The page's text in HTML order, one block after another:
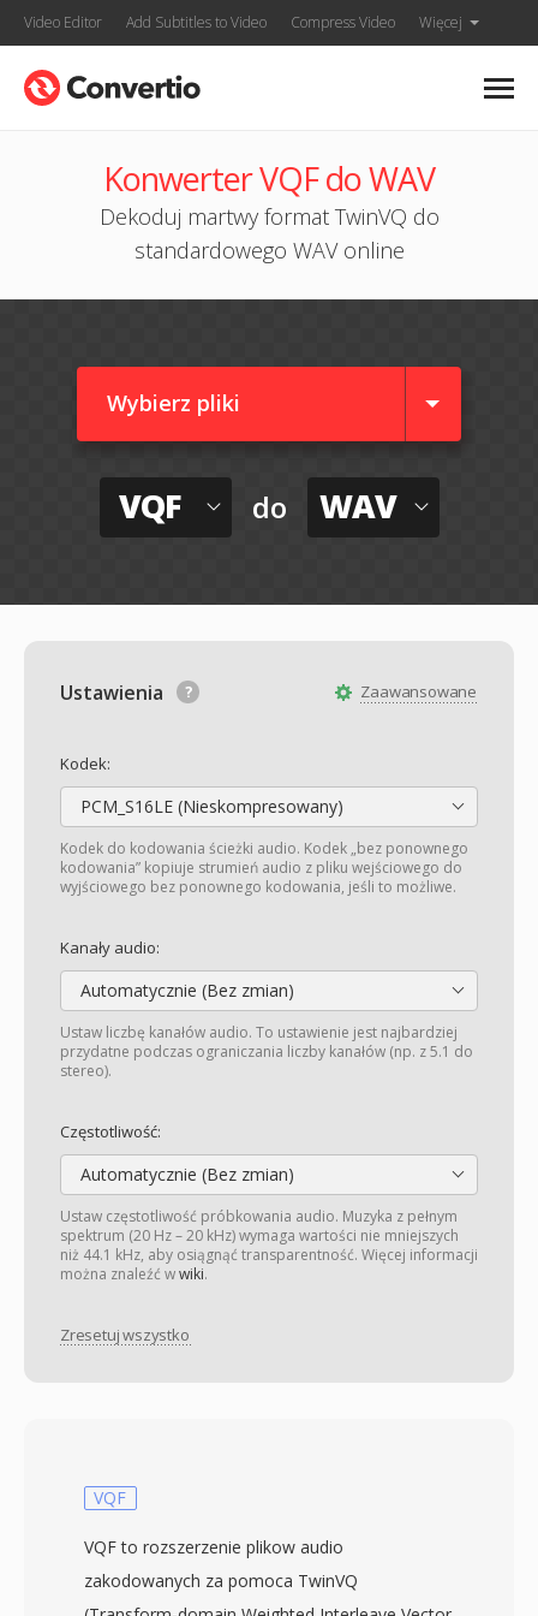
Video Editor Add Subtitles to Video Compress Video Więcej
Konwerter VQF do WAV
Dekoduj martwy format TwinVQ do
standardowego WAV online
Wybierz pliki
VQF do WAV
Zaawansowane
Ustawienia
Kodek:
PCM_S16LE (Nieskompresowany)
Kodek do kodowania ścieżki audio. Kodek „bez ponownego
kodowania” kopiuje strumień audio z pliku wejściowego do
wyjściowego bez ponownego kodowania, jeśli to możliwe.
Kanały audio:
Automatycznie (Bez zmian)
Ustaw liczbę kanałów audio. To ustawienie jest najbardziej
przydatne podczas ograniczania liczby kanałów (np. z 5.1 do
stereo).
Częstotliwość:
Automatycznie (Bez zmian)
Ustaw częstotliwość próbkowania audio. Muzyka z pełnym
spektrum (20 Hz – 20 kHz) wymaga wartości nie mniejszych
niż 44.1 kHz, aby osiągnąć transparentność. Więcej informacji
można znaleźć wwiki.
Zresetuj wszystko
VQF
VQF to rozszerzenie plikow audio
zakodowanych za pomoca TwinVQ